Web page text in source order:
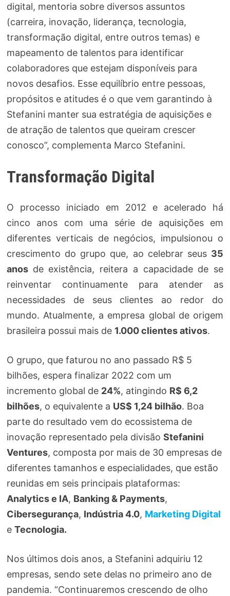
digital, mentoria sobre diversos assuntos
(carreira, inovação, liderança, tecnologia,
transformação digital, entre outros temas) e
mapeamento de talentos para identificar
colaboradores que estejam disponíveis para
novos desafios. Esse equilíbrio entre pessoas,
propósitos e atitudes é o que vem garantindo à
Stefanini manter sua estratégia de aquisições e
de atração de talentos que queiram crescer
conosco”, complementa Marco Stefanini.
Transformação Digital
O processo iniciado em 2012 e acelerado há
cinco anos com uma série de aquisições em
diferentes verticais de negócios, impulsionou o
crescimento do grupo que, ao celebrar seus 35
anos de existência, reitera a capacidade de se
reinventar continuamente para atender as
necessidades de seus clientes ao redor do
mundo. Atualmente, a empresa global de origem
brasileira possui mais de 1.000 clientes ativos.
O grupo, que faturou no ano passado R$ 5
bilhões, espera finalizar 2022 com um
incremento global de 24%, atingindo R$ 6,2
bilhões, o equivalente a US$ 1,24 bilhão. Boa
parte do resultado vem do ecossistema de
inovação representado pela divisão Stefanini
Ventures, composta por mais de 30 empresas de
diferentes tamanhos e especialidades, que estão
reunidas em seis principais plataformas:
Analytics e IA, Banking & Payments,
Cibersegurança, Indústria 4.0, Marketing Digital
e Tecnologia.
Nos últimos dois anos, a Stefanini adquiriu 12
empresas, sendo sete delas no primeiro ano de
pandemia. “Continuaremos crescendo de olho